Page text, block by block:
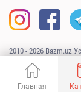
2010 - 2026 Bazm.uz
Сайт разработан
Главная